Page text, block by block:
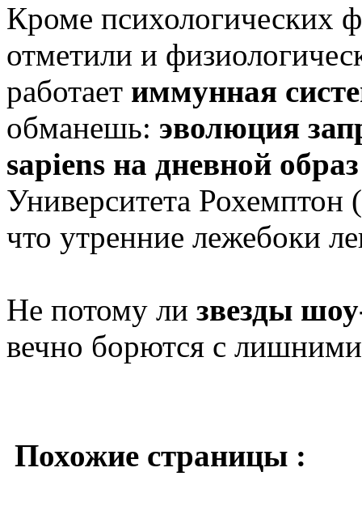
Кроме психологических
отметили и
работает иммунная
обманешь: эволюция
sapiens на дневной
Университета Рохемптон
что утренние лежебоки
Не потому ли звезды
вечно борются с
Похожие страницы :